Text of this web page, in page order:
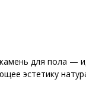
для пола —
эстетику